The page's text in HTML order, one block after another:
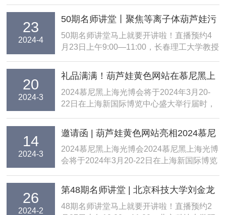
23
2024-4
50期名师讲堂丨聚焦等离子体葫芦娃污
APP&金属锂电池，4月23日不见不散~
50期名师讲堂马上就要开讲啦！直播预约4
月23日上午9:00—11:00，长春理工大学教授
别为大家带来讲座《空间约束脉冲激光诱导
等离子体葫芦娃污APP特性及应用》和《基
于限域工程的金属锂电池》。直播期间更有
丰富好...
20
2024-3
礼品满满！葫芦娃黄色网站在慕尼黑上
海光博会W5馆5300展位等您来~
2024慕尼黑上海光博会将于2024年3月20-
22日在上海新国际博览中心盛大举行届时，
相本次展会在此，葫芦娃黄色网站诚挚邀请
各位朋友莅临葫芦娃黄色网站展位W5馆
5300参观、洽谈一起共享展会盛宴!2024年3
月20-22日...
14
2024-3
邀请函 | 葫芦娃黄色网站亮相2024慕尼
黑光博会，3月20日上海见！
2024慕尼黑上海光博会2024慕尼黑上海光博
会将于2024年3月20-22日在上海新国际博览
重磅产品&解决方案亮相本次展会。在此，
葫芦娃黄色网站诚挚邀请各位朋友莅临葫芦
娃黄色网站展位【W5馆5300】参观、洽
26
2024-2
第48期名师讲堂 | 北京科技大学刘金龙
《拉曼葫芦娃污APP在碳材料中的应
48期名师讲堂马上就要开讲啦！直播预约2